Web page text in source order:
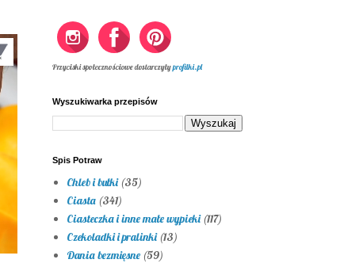
Przyciski społecznościowe dostarczyłyprofilki.pl
Wyszukiwarka przepisów
Spis Potraw
Chleb i bułki (35)
Ciasta (341)
Ciasteczka i inne małe wypieki (117)
Czekoladki i pralinki (13)
Dania bezmięsne (59)